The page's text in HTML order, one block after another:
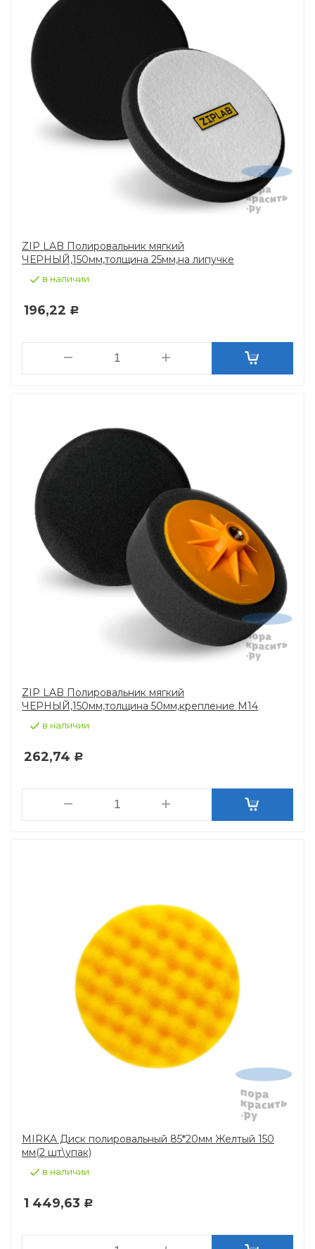
ZIP LAB Полировальник мягкий
ЧЕРНЫЙ,150мм,толщина 25мм,на липучке
в наличии
196,22 Р
ZIP LAB Полировальник мягкий
ЧЕРНЫЙ,150мм,толщина 50мм,крепление М14
в наличии
262,74 Р
MIRKA Диск полировальный 85*20мм Желтый 150
мм(2 шт\упак)
в наличии
1 449,63 Р